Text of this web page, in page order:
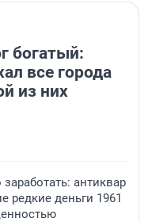
богатый:
все города
из них
антиквар
редкие деньги 1961